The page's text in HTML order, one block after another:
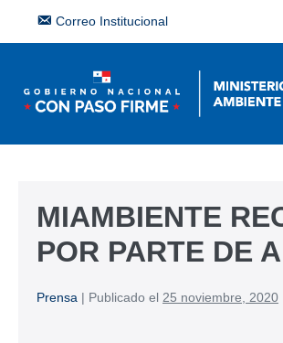
Correo Institucional
MIAMBIENTE
POR PARTE DE
Prensa | Publicado el 25 noviembre, 2020